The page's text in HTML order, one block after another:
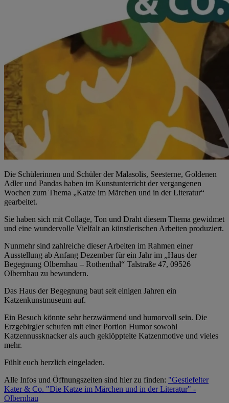
Die Schülerinnen und Schüler der Malasolis, Seesterne, Goldenen
Adler und Pandas haben im Kunstunterricht der vergangenen
Wochen zum Thema „Katze im Märchen und in der Literatur“
gearbeitet.
Sie haben sich mit Collage, Ton und Draht diesem Thema gewidmet
und eine wundervolle Vielfalt an künstlerischen Arbeiten produziert.
Nunmehr sind zahlreiche dieser Arbeiten im Rahmen einer
Ausstellung ab Anfang Dezember für ein Jahr im „Haus der
Begegnung Olbernhau – Rothenthal“ Talstraße 47, 09526
Olbernhau zu bewundern.
Das Haus der Begegnung baut seit einigen Jahren ein
Katzenkunstmuseum auf.
Ein Besuch könnte sehr herzwärmend und humorvoll sein. Die
Erzgebirgler schufen mit einer Portion Humor sowohl
Katzennussknacker als auch geklöpptelte Katzenmotive und vieles
mehr.
Fühlt euch herzlich eingeladen.
Alle Infos und Öffnungszeiten sind hier zu finden: "Gestiefelter
Kater & Co. "Die Katze im Märchen und in der Literatur" -
Olbernhau